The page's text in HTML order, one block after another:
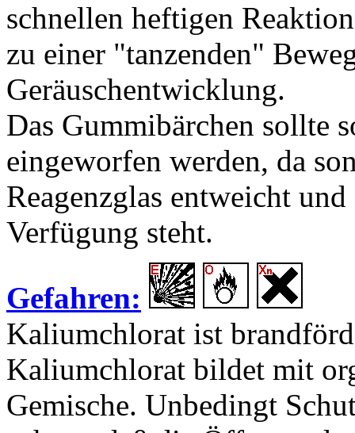
schnellen heftigen
zu einer "tanzenden"
Geräuschentwicklung.
Das Gummibärchen sollte
eingeworfen werden, da
Reagenzglas entweicht
Verfügung steht.
Gefahren:
Kaliumchlorat ist
Kaliumchlorat bildet mit
Gemische. Unbedingt